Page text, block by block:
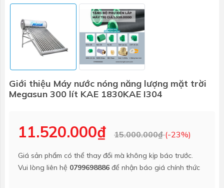
Giới thiệu Máy nước nóng năng lượng mặt trời
Megasun 300 lít KAE 1830KAE I304
11.520.000₫ 15.000.000₫(-23%)
Giá sản phẩm có thể thay đổi mà không kịp báo trước.
Vui lòng liên hệ 0799698886 để nhận báo giá chính thức